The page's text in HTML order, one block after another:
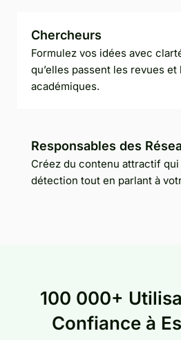
Chercheurs
Formulez vos idées avec
qu’elles passent les revues
académiques.
Responsables des
Créez du contenu attractif qui
détection tout en parlant à
100 000+
Confiance à